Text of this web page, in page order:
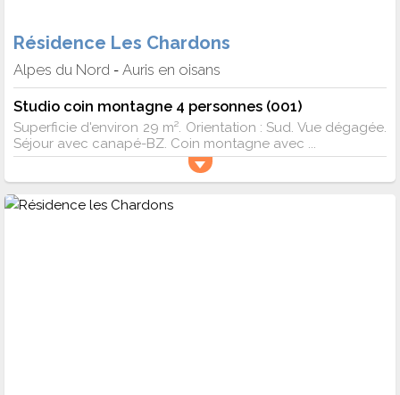
Résidence Les Chardons
Alpes du Nord - Auris en oisans
Studio coin montagne 4 personnes (001)
Superficie d'environ 29 m². Orientation : Sud. Vue dégagée.
Séjour avec canapé-BZ. Coin montagne avec ...